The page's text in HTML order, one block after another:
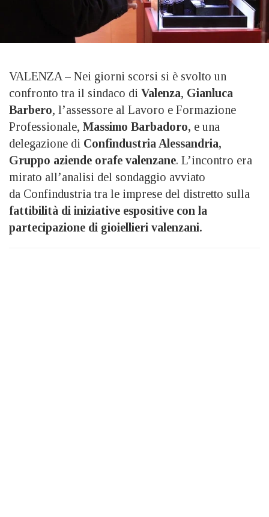
VALENZA – Nei giorni scorsi si è svolto un
confronto tra il sindaco di Valenza, Gianluca
Barbero, l’assessore al Lavoro e Formazione
Professionale, Massimo Barbadoro, e una
delegazione di Confindustria Alessandria,
Gruppo aziende orafe valenzane. L’incontro era
mirato all’analisi del sondaggio avviato
da Confindustria tra le imprese del distretto sulla
fattibilità di iniziative espositive con la
partecipazione di gioiellieri valenzani.